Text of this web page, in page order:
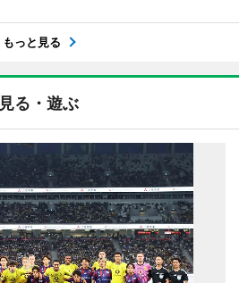
もっと見る
見る・遊ぶ